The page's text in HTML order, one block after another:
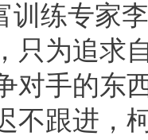
训练专家
只为追求
对手的东
不跟进，